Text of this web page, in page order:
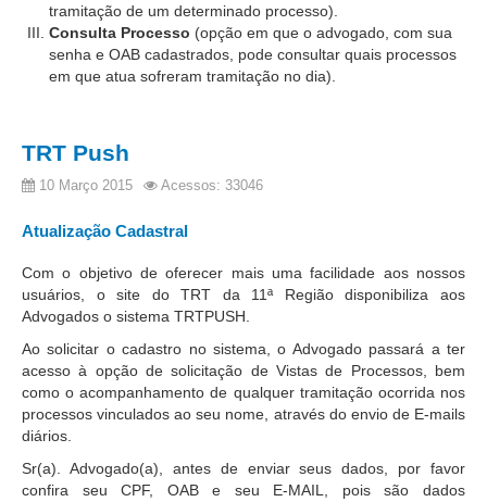
Pauta Digital
PJE
Cadastrar Processos
Listar Processos
grau
Perguntas Frequentes
Portal Execução
Portal Proad
Portal dos Precatórios e Requisições de
Pequeno Valor
tramitação de um determinado processo).
Consulta Processo (opção em que o advogado, com sua
senha e OAB cadastrados, pode consultar quais processos
em que atua sofreram tramitação no dia).
TRT Push
10 Março 2015 Acessos: 33046
Atualização Cadastral
Com o objetivo de oferecer mais uma facilidade aos nossos
usuários, o site do TRT da 11ª Região disponibiliza aos
Advogados o sistema TRTPUSH.
Ao solicitar o cadastro no sistema, o Advogado passará a ter
acesso à opção de solicitação de Vistas de Processos, bem
como o acompanhamento de qualquer tramitação ocorrida nos
processos vinculados ao seu nome, através do envio de E-mails
diários.
Sr(a). Advogado(a), antes de enviar seus dados, por favor
confira seu CPF, OAB e seu E-MAIL, pois são dados